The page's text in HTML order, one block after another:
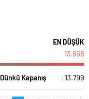
EN DÜŞÜK
13,668
Dünkü Kapanış : 13.799